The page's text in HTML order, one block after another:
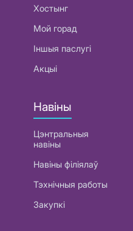
Хостынг
Мой горад
Іншыя паслугі
Акцыі
Навіны
Цэнтральныя
навіны
Навіны філіялаў
Тэхнічныя работы
Закупкі